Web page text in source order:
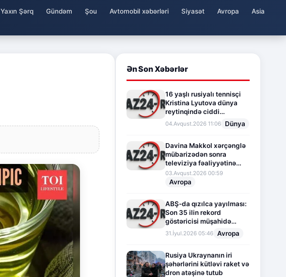
Yaxın Şərq Gündəm Şou Avtomobil xəbərləri Siyasət Avropa
Asia
Ən Son Xəbərlər
16 yaşlı rusiyalı tennisçi
Kristina Lyutova dünya
reytinqində ciddi
irəliləyişə imza atdı
04.Avqust.2026 11:06 Dünya
Davina Makkol xərçənglə
mübarizədən sonra
televiziya fəaliyyətinə
fasilə verir
03.Avqust.2026 00:59
Avropa
ABŞ-da qızılca yayılması:
Son 35 ilin rekord
göstəricisi müşahidə
olunur
31.İyul.2026 05:46 Avropa
Rusiya Ukraynanın iri
şəhərlərini kütləvi raket və
dron atəşinə tutub